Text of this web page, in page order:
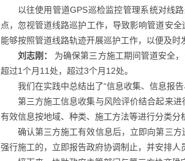
以往使用管道GPS巡检监控管理系统对线
点，忽视管道线路巡护工作，导致影响管道安
能够按照管道线路轨迹开展巡护工作，以便及
刘志刚： 为确保第三方施工期间管道安全
超过1个月11处，超过3个月12处。
我们在实践中总结出了“信息收集、信息报
第三方施工信息收集与风险评价结合起来
有效信息按地域、种类、施工方法等进行分类
确认第三方施工有效信息后，立即向第三
强行施工的，立即报告政府协调制止，并安排人